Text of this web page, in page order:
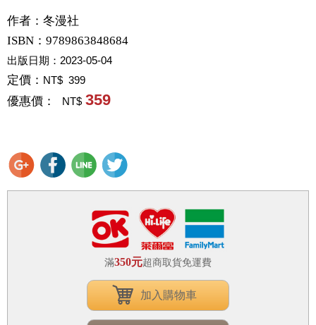
作者： 冬漫社
ISBN：9789863848684
出版日期： 2023-05-04
定價： NT$ 399
優惠價： NT$ 359
滿350元超商取貨免運費
加入購物車